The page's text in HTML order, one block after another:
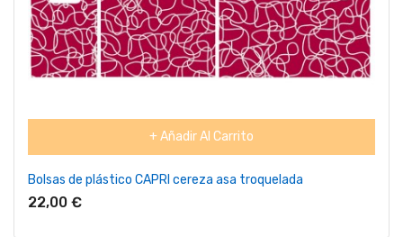
+ Añadir Al Carrito
Bolsas de plástico CAPRI cereza asa troquelada
22,00 €